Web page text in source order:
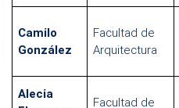
Camilo
González
Facultad de
Arquitectura
Alecia
Facultad de